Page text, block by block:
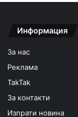
Информация
За нас
Реклама
TakTak
За контакти
Изпрати новина